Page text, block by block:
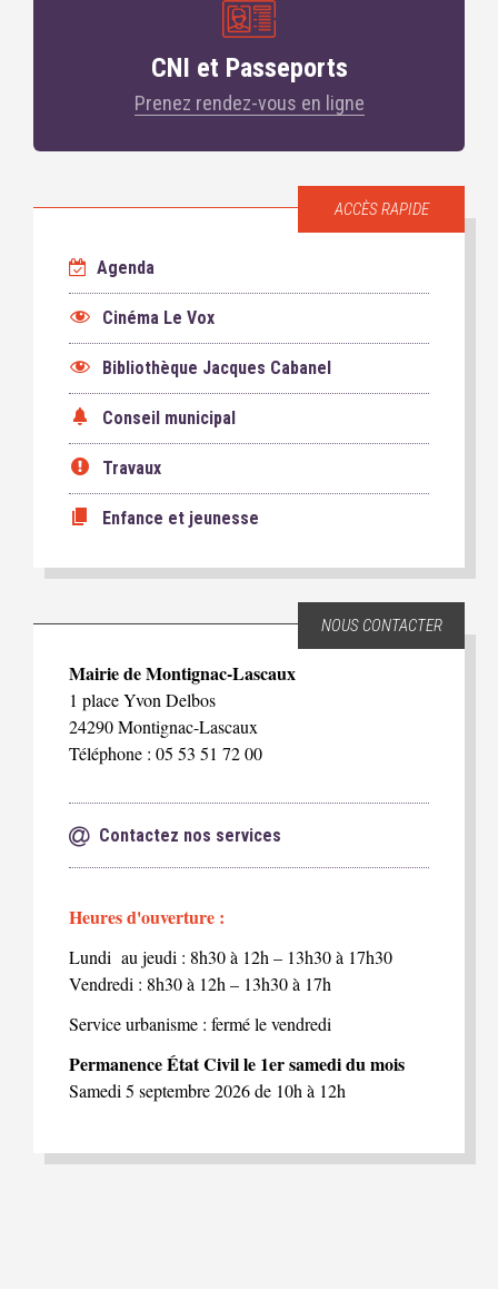
CNI et Passeports
Prenez rendez-vous en ligne
ACCÈS RAPIDE
Agenda
Cinéma Le Vox
Bibliothèque Jacques Cabanel
Conseil municipal
Travaux
Enfance et jeunesse
NOUS CONTACTER
Mairie de Montignac-Lascaux
1 place Yvon Delbos
24290 Montignac-Lascaux
Téléphone : 05 53 51 72 00
Contactez nos services
Heures d'ouverture :
Lundi au jeudi : 8h30 à 12h – 13h30 à 17h30
Vendredi : 8h30 à 12h – 13h30 à 17h
Service urbanisme : fermé le vendredi
Permanence État Civil le 1er samedi du mois
Samedi 5 septembre 2026 de 10h à 12h